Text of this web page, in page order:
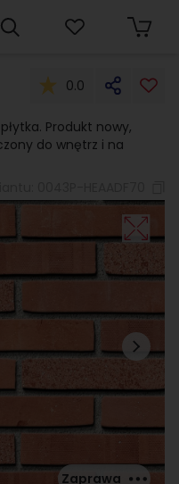
0.0
Produkt nowy,
do wnętrz i na
Zaprawa